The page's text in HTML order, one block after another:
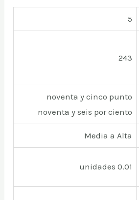
5
243
noventa y cinco punto
noventa y seis por ciento
Media a Alta
0.01 unidades